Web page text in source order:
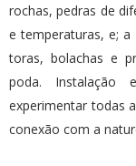
rochas, pedras de
e temperaturas, e; a
toras, bolachas e
poda. Instalação
experimentar todas
conexão com a